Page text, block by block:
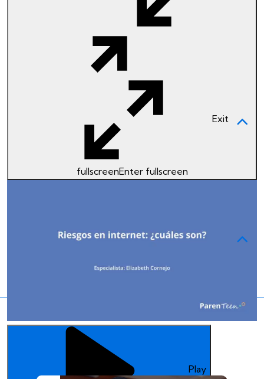
Exit
fullscreenEnter fullscreen
Play
Actividades
descargables
Riesgos en internet: une las definiciones
actividad para concientizar a tu adolescente en los
riesgos que existen en internet.
Riesgos en internet: verdadero o falso
Contenido relacionado